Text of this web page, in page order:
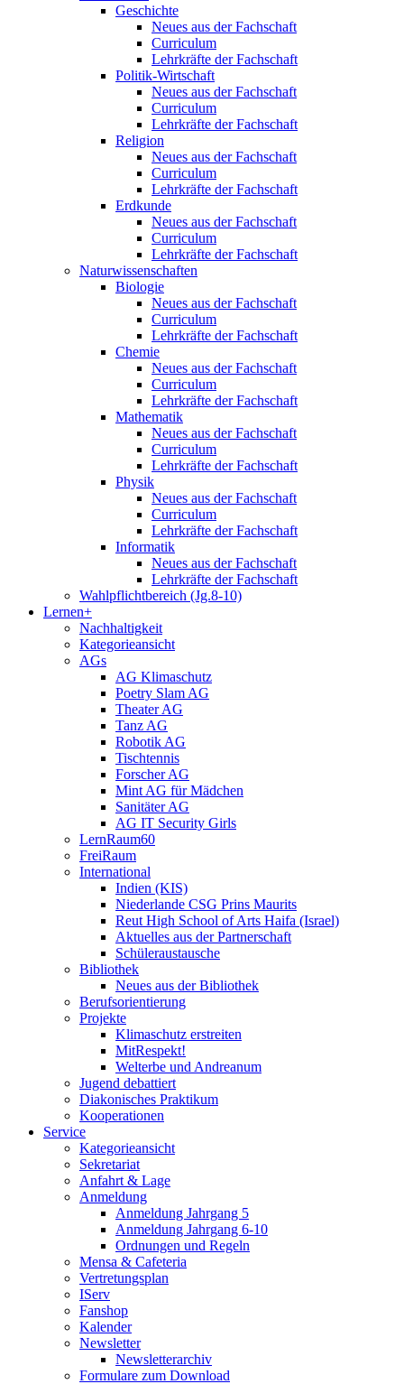
Geschichte
Neues aus der Fachschaft
Curriculum
Lehrkräfte der Fachschaft
Politik-Wirtschaft
Neues aus der Fachschaft
Curriculum
Lehrkräfte der Fachschaft
Religion
Neues aus der Fachschaft
Curriculum
Lehrkräfte der Fachschaft
Erdkunde
Neues aus der Fachschaft
Curriculum
Lehrkräfte der Fachschaft
Naturwissenschaften
Biologie
Neues aus der Fachschaft
Curriculum
Lehrkräfte der Fachschaft
Chemie
Neues aus der Fachschaft
Curriculum
Lehrkräfte der Fachschaft
Mathematik
Neues aus der Fachschaft
Curriculum
Lehrkräfte der Fachschaft
Physik
Neues aus der Fachschaft
Curriculum
Lehrkräfte der Fachschaft
Informatik
Neues aus der Fachschaft
Lehrkräfte der Fachschaft
Wahlpflichtbereich (Jg.8-10)
Lernen+
Nachhaltigkeit
Kategorieansicht
AGs
AG Klimaschutz
Poetry Slam AG
Theater AG
Tanz AG
Robotik AG
Tischtennis
Forscher AG
Mint AG für Mädchen
Sanitäter AG
AG IT Security Girls
LernRaum60
FreiRaum
International
Indien (KIS)
Niederlande CSG Prins Maurits
Reut High School of Arts Haifa (Israel)
Aktuelles aus der Partnerschaft
Schüleraustausche
Bibliothek
Neues aus der Bibliothek
Berufsorientierung
Projekte
Klimaschutz erstreiten
MitRespekt!
Welterbe und Andreanum
Jugend debattiert
Diakonisches Praktikum
Kooperationen
Service
Kategorieansicht
Sekretariat
Anfahrt & Lage
Anmeldung
Anmeldung Jahrgang 5
Anmeldung Jahrgang 6-10
Ordnungen und Regeln
Mensa & Cafeteria
Vertretungsplan
IServ
Fanshop
Kalender
Newsletter
Newsletterarchiv
Formulare zum Download